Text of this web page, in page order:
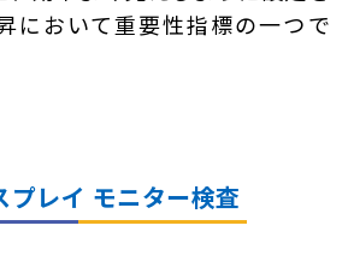
において重要性指標の一つで
プレイ モニター検査